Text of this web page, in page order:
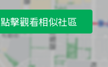
點擊觀看相似社區